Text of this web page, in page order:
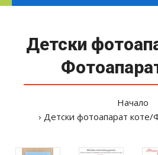
Детски
Начало
Детски фотоапарат коте/